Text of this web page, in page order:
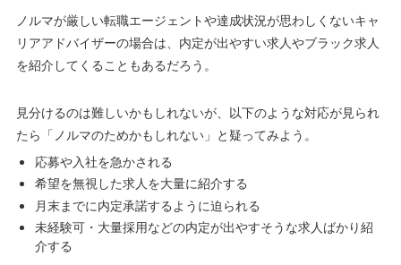
ノルマが厳しい転職エージェントや達成状況が思わしくないキャ
リアアドバイザーの場合は、内定が出やすい求人やブラック求人
を紹介してくることもあるだろう。
見分けるのは難しいかもしれないが、以下のような対応が見られ
たら「ノルマのためかもしれない」と疑ってみよう。
応募や入社を急かされる
希望を無視した求人を大量に紹介する
月末までに内定承諾するように迫られる
未経験可・大量採用などの内定が出やすそうな求人ばかり紹
介する